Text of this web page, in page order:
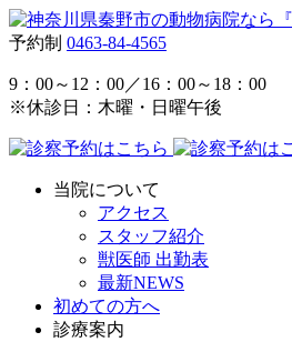
予約制 0463-84-4565
9：00～12：00／16：00～18：00
※休診日：木曜・日曜午後
当院について
アクセス
スタッフ紹介
獣医師 出勤表
最新NEWS
初めての方へ
診療案内